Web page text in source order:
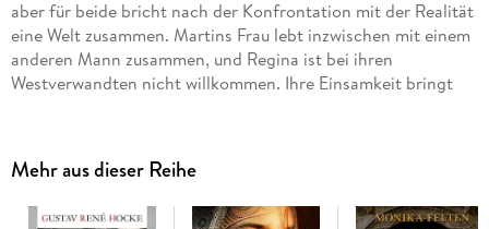
aber für beide bricht nach der Konfrontation mit der Realität
eine Welt zusammen. Martins Frau lebt inzwischen mit einem
anderen Mann zusammen, und Regina ist bei ihren
Westverwandten nicht willkommen. Ihre Einsamkeit bringt
Modenschauen, Partys und Flirts nicht glücklich machen
kann; das vermag nur ganz bestimmter Mensch: Martin.
Mehr aus dieser Reihe